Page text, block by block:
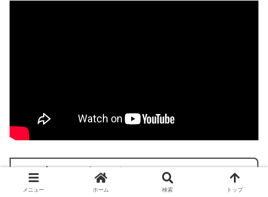
2012年：マガシーク NETdeSALE
メニュー ホーム 検索 トップ